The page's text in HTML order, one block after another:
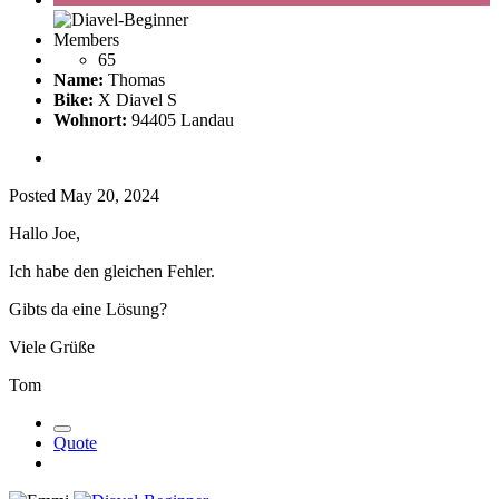
Members
65
Name: Thomas
Bike: X Diavel S
Wohnort: 94405 Landau
Posted May 20, 2024
Hallo Joe,
Ich habe den gleichen Fehler.
Gibts da eine Lösung?
Viele Grüße
Tom
Quote